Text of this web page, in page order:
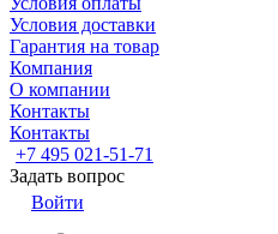
Условия доставки
Гарантия на товар
Компания
О компании
Контакты
Контакты
+7 495 021-51-71
Задать вопрос
Войти